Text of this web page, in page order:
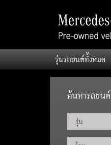
รุ่นรถยนต์ทั้งหมด
Sprinter V Vito
ค้นหารถยนต์